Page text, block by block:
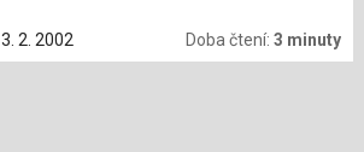
obsah.
2. 2002 Doba čtení:3 minuty